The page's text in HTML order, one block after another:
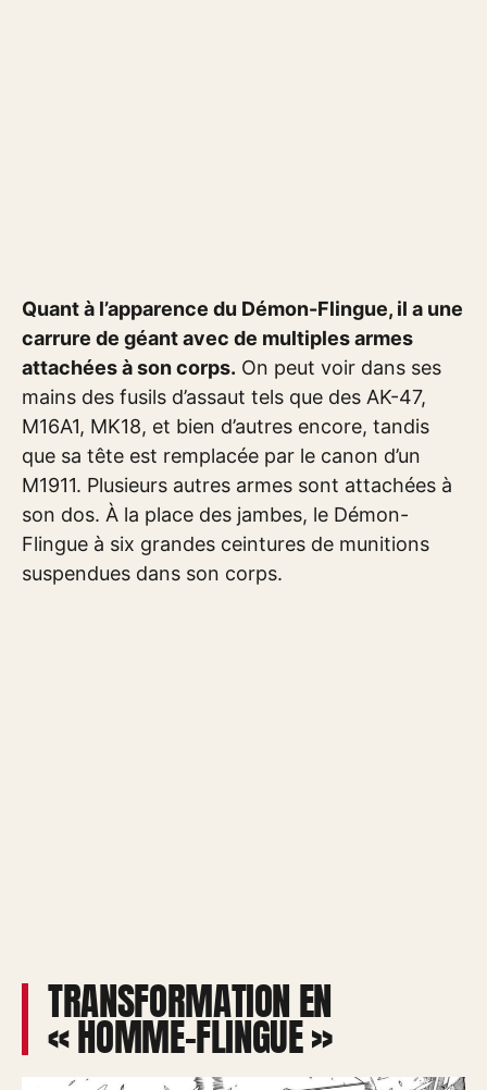
Quant à l’apparence du Démon-Flingue, il a une
carrure de géant avec de multiples armes
attachées à son corps. On peut voir dans ses
mains des fusils d’assaut tels que des AK-47,
M16A1, MK18, et bien d’autres encore, tandis
que sa tête est remplacée par le canon d’un
M1911. Plusieurs autres armes sont attachées à
son dos. À la place des jambes, le Démon-
Flingue à six grandes ceintures de munitions
suspendues dans son corps.
TRANSFORMATION EN
« HOMME-FLINGUE »